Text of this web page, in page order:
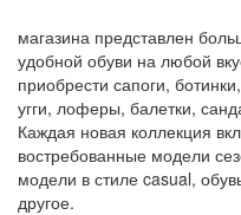
магазина представлен
удобной обуви на любой
приобрести сапоги,
угги, лоферы, балетки,
Каждая новая коллекция
востребованные модели
модели в стиле casual,
другое.